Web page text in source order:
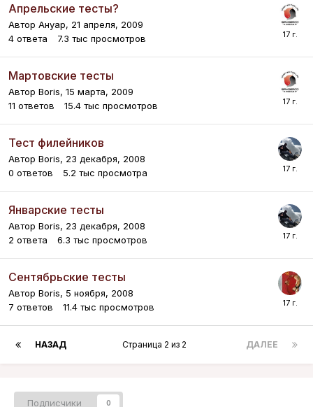
Апрельские тесты?
Автор Ануар, 21 апреля, 2009
4 ответа 7.3 тыс просмотров
Мартовские тесты
Автор Boris, 15 марта, 2009
11 ответов 15.4 тыс просмотров
Тест филейников
Автор Boris, 23 декабря, 2008
0 ответов 5.2 тыс просмотра
Январские тесты
Автор Boris, 23 декабря, 2008
2 ответа 6.3 тыс просмотров
Сентябрьские тесты
Автор Boris, 5 ноября, 2008
7 ответов 11.4 тыс просмотров
НАЗАД ДАЛЕЕ
Страница 2 из 2
Подписчики 0